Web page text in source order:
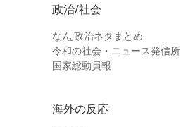
政治/社会
なんJ政治ネタまとめ
令和の社会・ニュース発信所
国家総動員報
海外の反応